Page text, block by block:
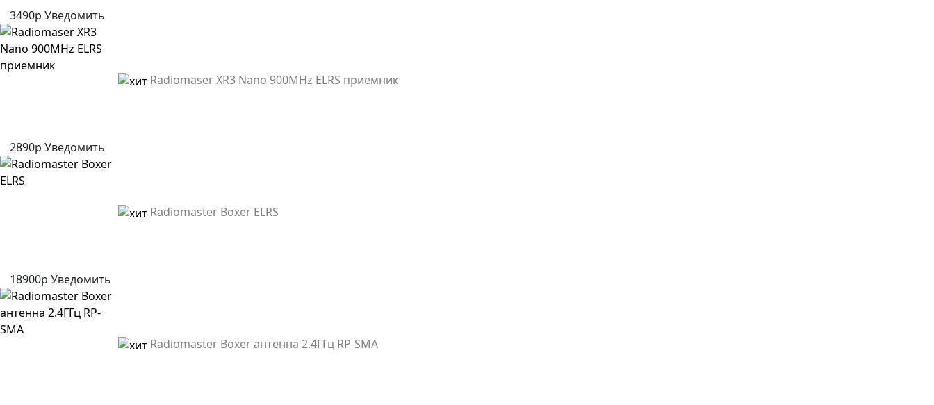
3490р Уведомить
Radiomaser XR3 Nano 900MHz ELRS приемник
2890р Уведомить
Radiomaster Boxer ELRS
18900р Уведомить
Radiomaster Boxer антенна 2.4ГГц RP-SMA